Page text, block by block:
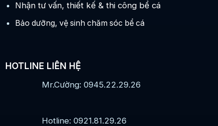
Nhận tư vấn, thiết kế & thi công bể cá
Bảo dưỡng, vệ sinh chăm sóc bể cá
HOTLINE LIÊN HỆ
Mr.Cường: 0945.22.29.26
Hotline: 0921.81.29.26